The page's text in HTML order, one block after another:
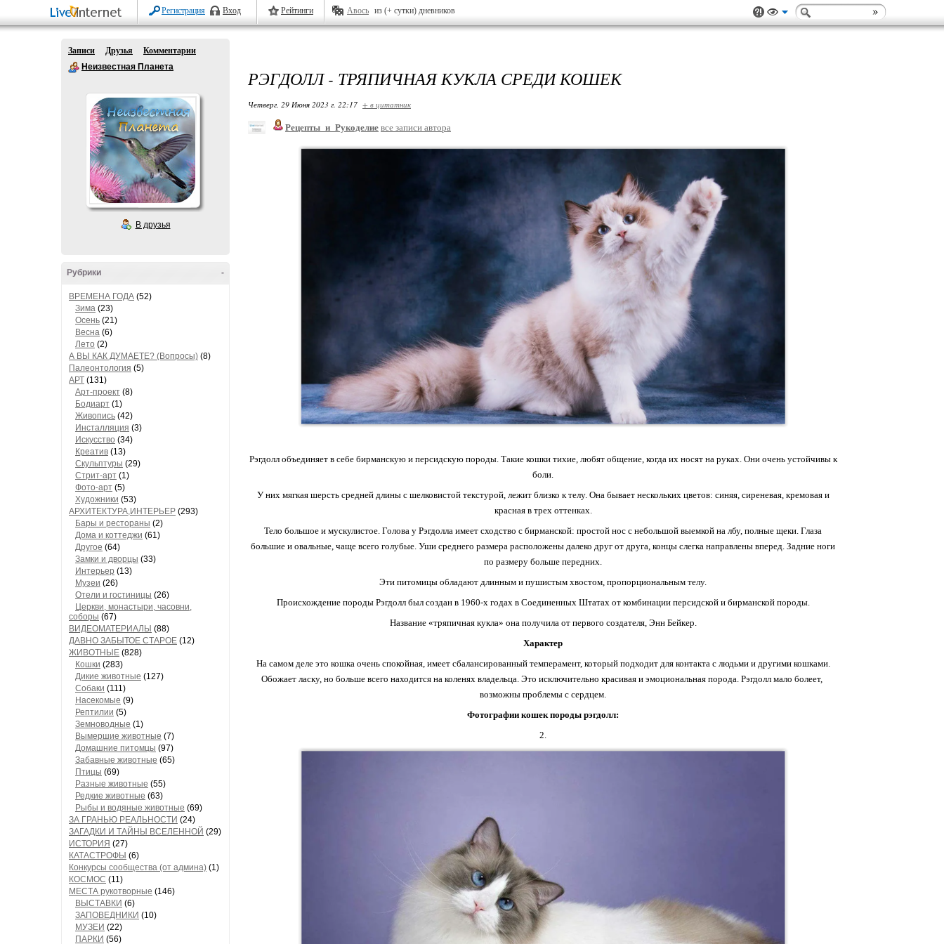
Регистрация Вход Рейтинги Авось из (+ сутки) дневников
Записи Друзья
Комментарии
Неизвестная Планета
В друзья
-
Рубрики
ВРЕМЕНА ГОДА (52)
Зима (23)
Осень (21)
Весна (6)
Лето (2)
А ВЫ КАК ДУМАЕТЕ? (Вопросы) (8)
Палеонтология (5)
АРТ (131)
Арт-проект (8)
Бодиарт (1)
Живопись (42)
Инсталляция (3)
Искусство (34)
Креатив (13)
Скульптуры (29)
Стрит-арт (1)
Фото-арт (5)
Художники (53)
АРХИТЕКТУРА,ИНТЕРЬЕР (293)
Бары и рестораны (2)
Дома и коттеджи (61)
Другое (64)
Замки и дворцы (33)
Интерьер (13)
Музеи (26)
Отели и гостиницы (26)
Церкви, монастыри, часовни,
соборы (67)
ВИДЕОМАТЕРИАЛЫ (88)
ДАВНО ЗАБЫТОЕ СТАРОЕ (12)
ЖИВОТНЫЕ (828)
Кошки (283)
Дикие животные (127)
Собаки (111)
Насекомые (9)
Рептилии (5)
Земноводные (1)
Вымершие животные (7)
Домашние питомцы (97)
Забавные животные (65)
Птицы (69)
Разные животные (55)
Редкие животные (63)
Рыбы и водяные животные (69)
ЗА ГРАНЬЮ РЕАЛЬНОСТИ (24)
ЗАГАДКИ И ТАЙНЫ ВСЕЛЕННОЙ (29)
ИСТОРИЯ (27)
КАТАСТРОФЫ (6)
Конкурсы сообщества (от админа) (1)
КОСМОС (11)
МЕСТА рукотворные (146)
ВЫСТАВКИ (6)
ЗАПОВЕДНИКИ (10)
МУЗЕИ (22)
ПАРКИ (56)
РЭГДОЛЛ - ТРЯПИЧНАЯ КУКЛА СРЕДИ КОШЕК
Четверг, 29 Июня 2023 г. 22:17 + в цитатник
Рецепты_и_Рукоделие все записи автора
Рэгдолл объединяет в себе бирманскую и персидскую породы. Такие кошки тихие, любят общение, когда их носят на руках. Они очень устойчивы к
боли.
У них мягкая шерсть средней длины с шелковистой текстурой, лежит близко к телу. Она бывает нескольких цветов: синяя, сиреневая, кремовая и
красная в трех оттенках.
Тело большое и мускулистое. Голова у Рэгдолла имеет сходство с бирманской: простой нос с небольшой выемкой на лбу, полные щеки. Глаза
большие и овальные, чаще всего голубые. Уши среднего размера расположены далеко друг от друга, концы слегка направлены вперед. Задние ноги
по размеру больше передних.
Эти питомицы обладают длинным и пушистым хвостом, пропорциональным телу.
Происхождение породы Рэгдолл был создан в 1960-х годах в Соединенных Штатах от комбинации персидской и бирманской породы.
Название «тряпичная кукла» она получила от первого создателя, Энн Бейкер.
Характер
На самом деле это кошка очень спокойная, имеет сбалансированный темперамент, который подходит для контакта с людьми и другими кошками.
Обожает ласку, но больше всего находится на коленях владельца. Это исключительно красивая и эмоциональная порода. Рэгдолл мало болеет,
возможны проблемы с сердцем.
Фотографии кошек породы рэгдолл:
2.